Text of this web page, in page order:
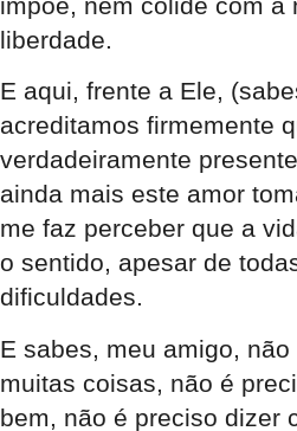
liberdade.
E aqui, frente a Ele,
acreditamos firmemente
verdadeiramente
ainda mais este amor
me faz perceber que a
o sentido, apesar de
dificuldades.
E sabes, meu amigo,
muitas coisas, não é
bem, não é preciso dizer